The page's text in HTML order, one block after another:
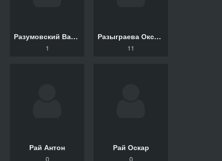
Разумовский Валентин
1
Разыграева Оксана
11
Рай Антон
0
Рай Оскар
0